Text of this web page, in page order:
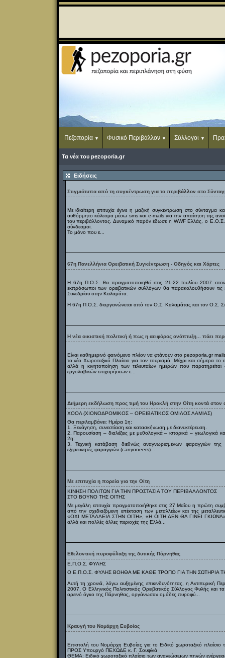
Πεζοπορία Φυσικό Περιβάλλον Σύλλογοι
Τα νέα του pezoporia.gr
Ειδήσεις
Στιγμιότυπα από τη συγκέντρωση για το περιβάλλον στο
Με ιδιαίτερη επιτυχία έγινε η μαζική συγκέντρωση στο σύνταγμα
αυθόρμητο κάλεσμα μέσω sms και e-mails για την απαίτηση της
του περιβάλλοντος. Δυναμικό παρόν έδωσε η WWF Ελλάς, ο Ε.Ο.Σ.
σύνδεσμοι.
Το μόνο που ε...
67η Πανελλήνια Ορειβατική Συγκέντρωση - Οδηγός και Χάρτες
Η 67η Π.Ο.Σ. θα πραγματοποιηθεί στις 21-22 Ιουλίου 2007 στον
εκπρόσωποι των ορειβατικών συλλόγων θα παρακολουθήσουν τις
Συνεδρίου στην Καλαμάτα.
Η 67η Π.Ο.Σ. διοργανώνεται από τον Ο.Σ. Καλαμάτας και τον Ο.Σ.
Η νέα οικιστική πολιτική ή πως η αειφόρος ανάπτυξη... πάει
Είναι καθημερινό φαινόμενο πλέον να φτάνουν στο pezoporia.gr
το νέο Χωροταξικό Πλαίσιο για τον τουρισμό. Μέχρι και σήμερα το
αλλά η κινητοποίηση των τελευταίων ημερών που παρατηρείται
εργολαβικών επιχειρήσεων ε...
Διήμερη εκδήλωση προς τιμή του Ηρακλή στην Οίτη κοντά
XOOΛ (ΧΙΟΝΟΔΡΟΜΙΚΟΣ – ΟΡΕΙΒΑΤΙΚΟΣ ΟΜΙΛΟΣ ΛΑΜΙΑΣ)
Θα περιλαμβάνει: Ημέρα 1η:
1. Ξενάγηση, συνεστίαση και κατασκήνωση με διανυκτέρευση.
2. Παρουσίαση – διαλέξεις με μυθολογικά – ιστορικά – γεωλογικά
2η:
3. Τεχνική κατάβαση διεθνώς αναγνωρισμένων φαραγγιών της
εξερευνητές φαραγγιών (canyoneers)...
Με επιτυχία η πορεία για την Οίτη
ΚΙΝΗΣΗ ΠΟΛΙΤΩΝ ΓΙΑ ΤΗΝ ΠΡΟΣΤΑΣΙΑ ΤΟΥ ΠΕΡΙΒΑΛΛΟΝΤΟΣ
ΣΤΟ ΒΟΥΝΟ ΤΗΣ ΟΙΤΗΣ
Με μεγάλη επιτυχία πραγματοποιήθηκε στις 27 Μαΐου η πρώτη
από την σχεδιαζόμενη επέκταση των μεταλλείων και της
«ΟΧΙ ΜΕΤΑΛΛΕΙΑ ΣΤΗΝ ΟΙΤΗ», «Η ΟΙΤΗ ΔΕΝ ΘΑ ΓΙΝΕΙ ΓΚΙΩΝΑ»
αλλά και πολλές άλλες περιοχές της Ελλά...
Εθελοντική πυροφύλαξη της δυτικής Πάρνηθας
Ε.Π.Ο.Σ. ΦΥΛΗΣ
Ο Ε.Π.Ο.Σ. ΦΥΛΗΣ ΒΟΗΘΑ ΜΕ ΚΑΘΕ ΤΡΟΠΟ ΓΙΑ ΤΗΝ ΣΩΤΗΡΙΑ
Αυτή τη χρονιά, λόγω αυξημένης επικινδυνότητας, η Αντιπυρική
2007. Ο Ελληνικός Πολιτιστικός Ορειβατικός Σύλλογος Φυλής και
ορεινό όγκο της Πάρνηθας, οργάνωσαν ομάδες πυροφύ...
Κραυγή του Νομάρχη Ευβοίας
Επιστολή του Νομάρχη Ευβοίας για το Ειδικό χωροταξικό
ΠΡΟΣ Υπουργό ΠΕΧΩΔΕ κ. Γ. Σουφλιά
ΘΕΜΑ: Ειδικό χωροταξικό πλαίσιο των ανανεώσιμων πηγών